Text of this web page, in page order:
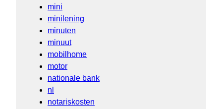
mini
minilening
minuten
minuut
mobilhome
motor
nationale bank
nl
notariskosten